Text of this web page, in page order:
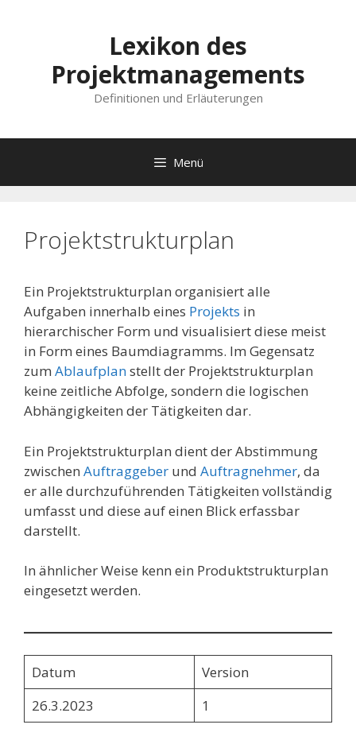
Lexikon des
Projektmanagements
Definitionen und Erläuterungen
Menü
Projektstrukturplan
Ein Projektstrukturplan organisiert alle
Aufgaben innerhalb eines Projekts in
hierarchischer Form und visualisiert diese meist
in Form eines Baumdiagramms. Im Gegensatz
zum Ablaufplanstellt der Projektstrukturplan
keine zeitliche Abfolge, sondern die logischen
Abhängigkeiten der Tätigkeiten dar.
Ein Projektstrukturplan dient der Abstimmung
zwischen Auftraggeber und Auftragnehmer, da
er alle durchzuführenden Tätigkeiten vollständig
umfasst und diese auf einen Blick erfassbar
darstellt.
In ähnlicher Weise kenn ein Produktstrukturplan
eingesetzt werden.
Datum
Version
26.3.2023
1